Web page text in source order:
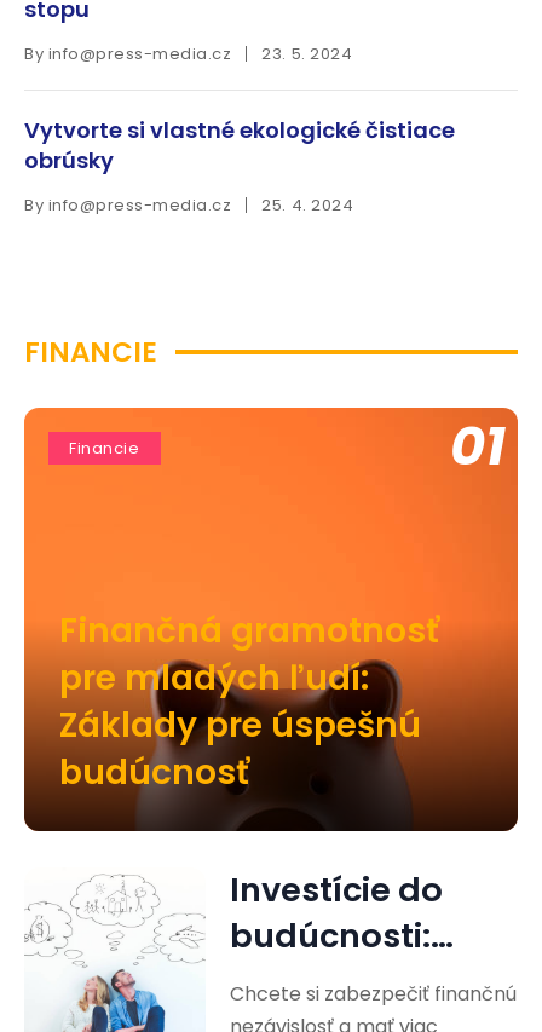
stopu
By info@press-media.cz 23. 5. 2024
Vytvorte si vlastné ekologické čistiace
obrúsky
By info@press-media.cz 25. 4. 2024
FINANCIE
Financie 01
Finančná gramotnosť
pre mladých ľudí:
Základy pre úspešnú
budúcnosť
Investície do
budúcnosti:
Cesta k
Chcete si zabezpečiť finančnú
nezávislosť a mať viac